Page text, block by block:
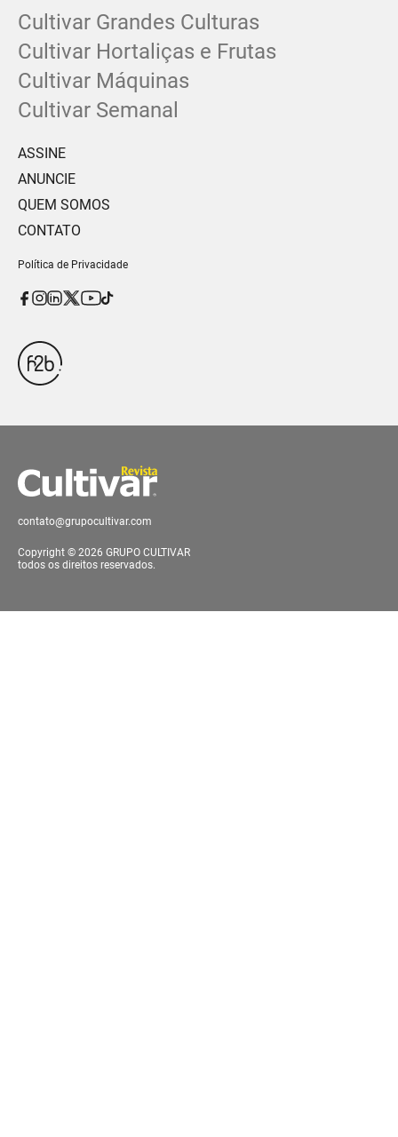
Cultivar Grandes Culturas
Cultivar Hortaliças e Frutas
Cultivar Máquinas
Cultivar Semanal
ASSINE
ANUNCIE
QUEM SOMOS
CONTATO
Política de Privacidade
contato@grupocultivar.com
Copyright © 2026 GRUPO CULTIVAR
todos os direitos reservados.